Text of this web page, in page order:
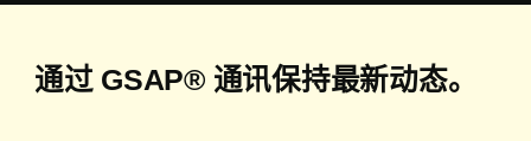
通过 GSAP® 通讯保持最新动态。